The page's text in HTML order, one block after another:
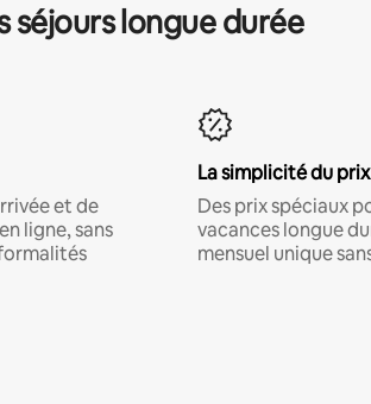
séjours longue durée
et de
ligne, sans
La simplicité du
Des prix spéciaux
vacances longue
mensuel unique